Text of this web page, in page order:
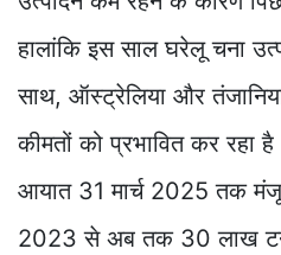
हालांकि इस साल घरेलू चना
साथ, ऑस्ट्रेलिया और
कीमतों को प्रभावित कर रहा
आयात 31 मार्च 2025 तक
2023 से अब तक 30 लाख